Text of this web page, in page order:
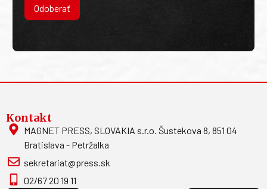
Odoberať
Kontakt
MAGNET PRESS, SLOVAKIA s.r.o. Šustekova 8, 851 04
Bratislava - Petržalka
sekretariat@press.sk
02/67 20 19 11